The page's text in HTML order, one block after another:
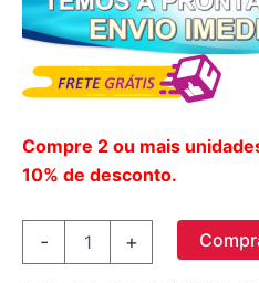
Compre 2 ou mais
10% de desconto.
- +